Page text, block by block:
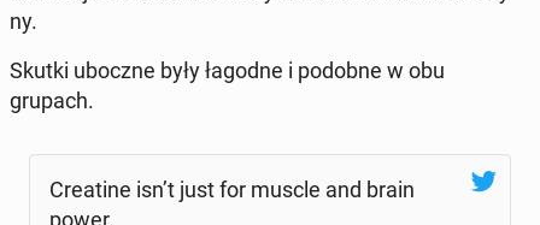
ny.
Skutki uboczne były łagodne i podobne w obu
grupach.
Cre­ati­ne isn’t just for muscle and brain
power.